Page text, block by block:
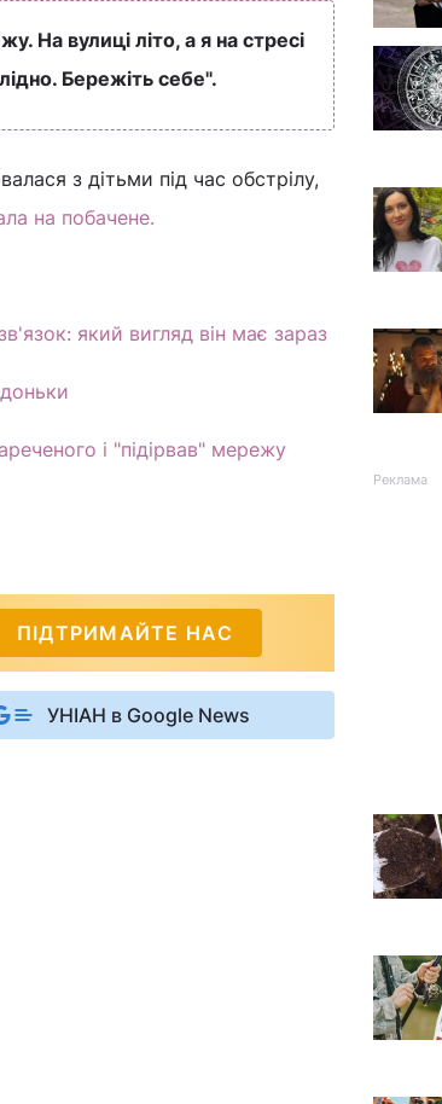
На вулиці літо, а я на стресі
Бережіть себе".
з дітьми під час обстрілу,
на побачене.
який вигляд він має зараз
і "підірвав" мережу
ПІДТРИМАЙТЕ НАС
УНІАН в Google News
Реклама